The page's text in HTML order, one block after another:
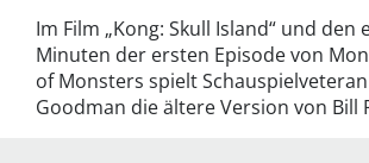
Im Film „Kong: Skull Island“ und den
Minuten der ersten Episode von
of Monsters spielt Schauspielveteran
Goodman die ältere Version von Bill